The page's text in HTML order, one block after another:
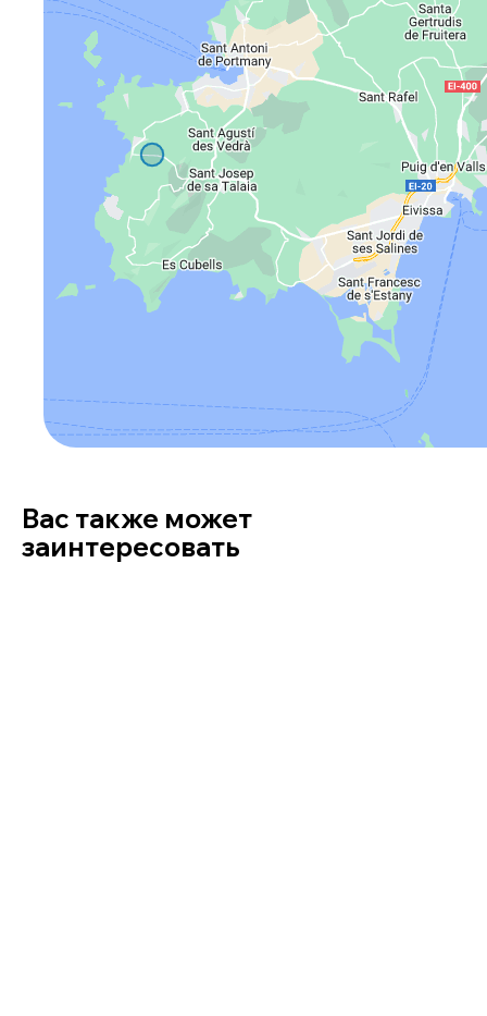
Вас также может
заинтересовать